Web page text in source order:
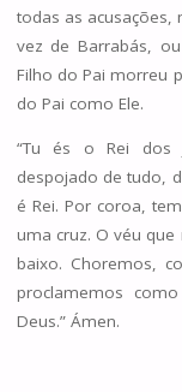
todas as acusações,
vez de Barrabás,
Filho do Pai morreu
do Pai como Ele.
“Tu és o Rei dos
despojado de tudo,
é Rei. Por coroa,
uma cruz. O véu
baixo. Choremos,
proclamemos
Deus.” Ámen.